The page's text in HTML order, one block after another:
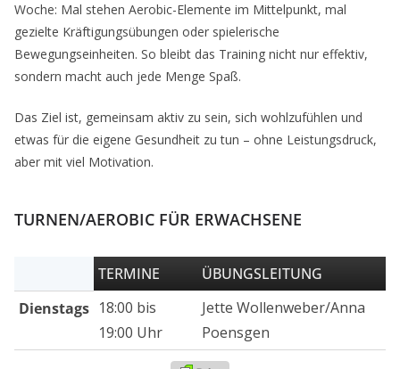
Woche: Mal stehen Aerobic-Elemente im Mittelpunkt, mal
gezielte Kräftigungsübungen oder spielerische
Bewegungseinheiten. So bleibt das Training nicht nur effektiv,
sondern macht auch jede Menge Spaß.
Das Ziel ist, gemeinsam aktiv zu sein, sich wohlzufühlen und
etwas für die eigene Gesundheit zu tun – ohne Leistungsdruck,
aber mit viel Motivation.
TURNEN/AEROBIC FÜR ERWACHSENE
TERMINE
ÜBUNGSLEITUNG
Dienstags 18:00 bis
19:00 Uhr
Jette Wollenweber/Anna
Poensgen